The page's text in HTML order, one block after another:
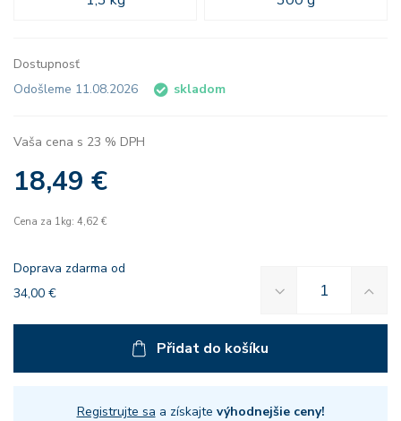
Dostupnosť
Odošleme 11.08.2026
skladom
Vaša cena s 23 % DPH
18,49 €
Cena za 1kg: 4,62 €
Doprava zdarma od
34,00 €
Přidat do košíku
Registrujte sa a získajte výhodnejšie ceny!